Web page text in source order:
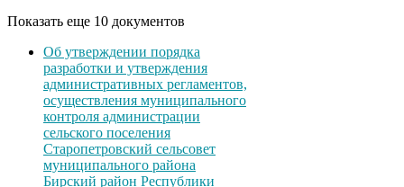
Показать еще 10 документов
Об утверждении порядка
разработки и утверждения
административных регламентов,
осуществления муниципального
контроля администрации
сельского поселения
Старопетровский сельсовет
муниципального района
Бирский район Республики